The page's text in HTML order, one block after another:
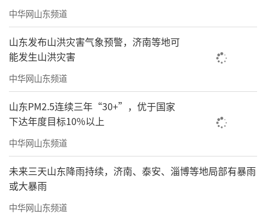
中华网山东频道
山东发布山洪灾害气象预警，济南等地可
能发生山洪灾害
中华网山东频道
山东PM2.5连续三年“30+”，优于国家
下达年度目标10%以上
中华网山东频道
未来三天山东降雨持续，济南、泰安、淄博等地局部有暴雨
或大暴雨
中华网山东频道